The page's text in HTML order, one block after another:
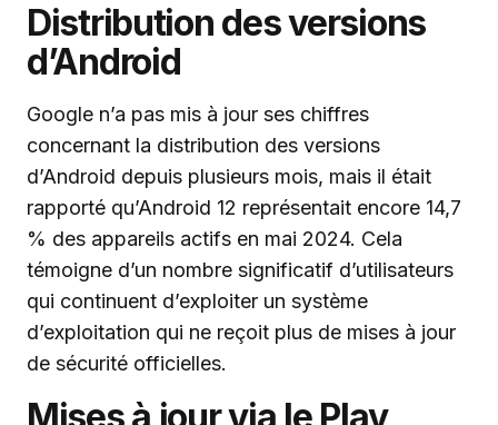
Distribution des versions
d’Android
Google n’a pas mis à jour ses chiffres
concernant la distribution des versions
d’Android depuis plusieurs mois, mais il était
rapporté qu’Android 12 représentait encore 14,7
% des appareils actifs en mai 2024. Cela
témoigne d’un nombre significatif d’utilisateurs
qui continuent d’exploiter un système
d’exploitation qui ne reçoit plus de mises à jour
de sécurité officielles.